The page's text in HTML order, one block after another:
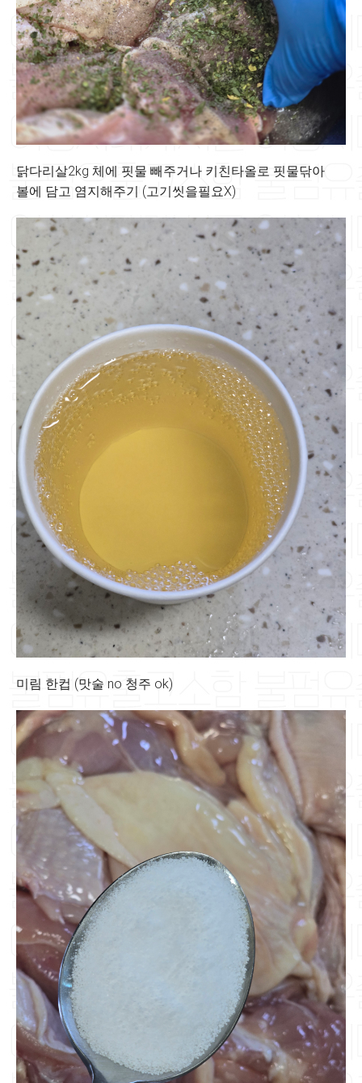
닭다리살2kg 체에 핏물 빼주거나 키친타올로 핏물닦아
볼에 담고 염지해주기 (고기씻을필요X)
미림 한컵 (맛술 no 청주 ok)